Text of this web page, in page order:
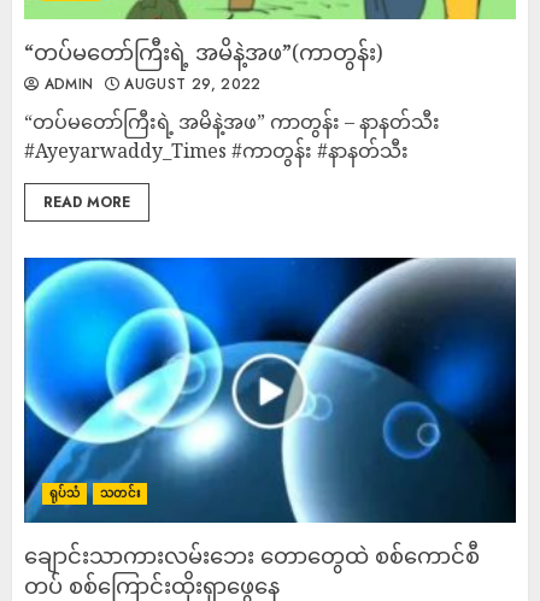
“တပ်မတော်ကြီးရဲ့ အမိနဲ့အဖ”(ကာတွန်း)
ADMIN AUGUST 29, 2022
“တပ်မတော်ကြီးရဲ့ အမိနဲ့အဖ” ကာတွန်း – နာနတ်သီး
#Ayeyarwaddy_Times #ကာတွန်း #နာနတ်သီး
READ MORE
ရုပ်သံ သတင်း
ချောင်းသာကားလမ်းဘေး တောတွေထဲ စစ်ကောင်စီ
တပ် စစ်ကြောင်းထိုးရှာဖွေနေ